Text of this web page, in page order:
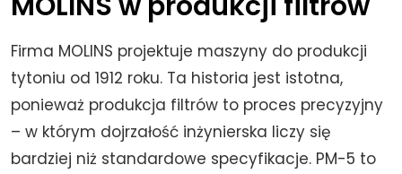
Firma MOLINS projektuje maszyny do produkcji
tytoniu od 1912 roku. Ta historia jest istotna,
ponieważ produkcja filtrów to proces precyzyjny
– w którym dojrzałość inżynierska liczy się
bardziej niż standardowe specyfikacje. PM-5 to